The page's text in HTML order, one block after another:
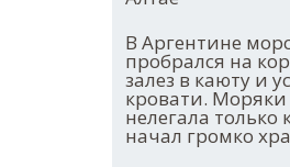
В Аргентине
пробрался на
залез в каюту и
кровати.
нелегала только
начал громко